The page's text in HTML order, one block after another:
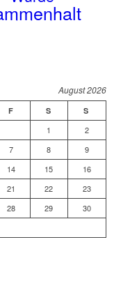
August 2026
F S S
1
2
7 8
9
14 15
16
21 22
23
28 29
30